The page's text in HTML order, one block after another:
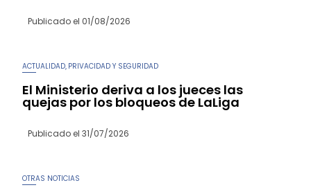
Publicado el 01/08/2026
ACTUALIDAD PRIVACIDAD Y SEGURIDAD
El Ministerio deriva a los jueces las
quejas por los bloqueos de LaLiga
Publicado el 31/07/2026
OTRAS NOTICIAS